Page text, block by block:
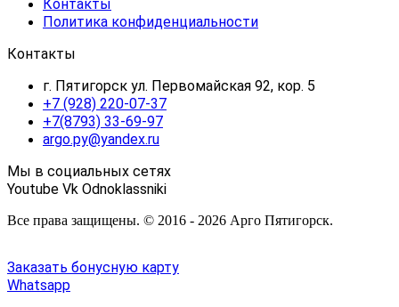
Контакты
Политика конфиденциальности
Контакты
г. Пятигорск ул. Первомайская 92, кор. 5
+7 (928) 220-07-37
+7(8793) 33-69-97
argo.py@yandex.ru
Мы в социальных сетях
Youtube Vk Odnoklassniki
Все права защищены. © 2016 - 2026 Арго Пятигорск.
Заказать бонусную карту
Whatsapp